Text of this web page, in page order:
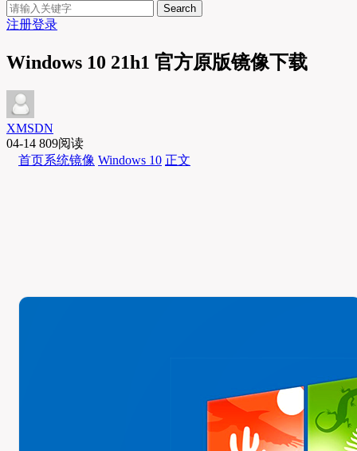
Search
注册登录
Windows 10 21h1 官方原版镜像下载
XMSDN
04-14 809阅读
首页系统镜像 Windows 10 正文